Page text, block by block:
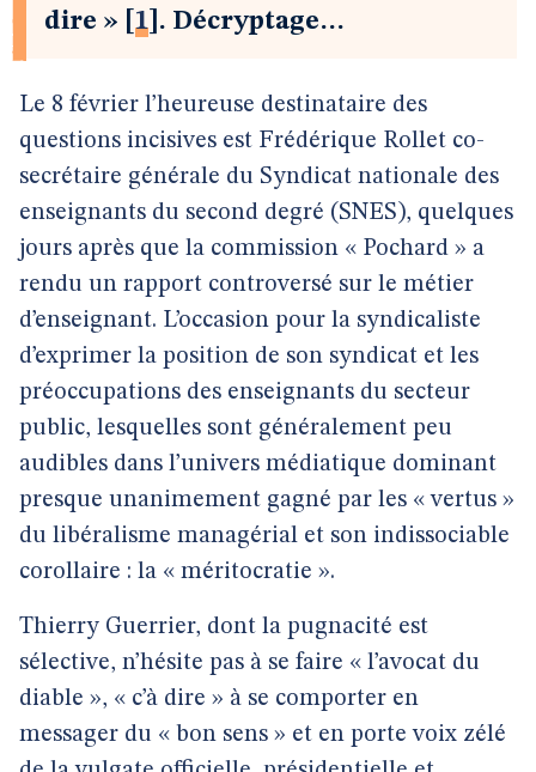
dire »
1 . Décryptage…
Le 8 février l’heureuse destinataire des
questions incisives est Frédérique Rollet co-
secrétaire générale du Syndicat nationale des
enseignants du second degré (SNES), quelques
jours après que la commission « Pochard » a
rendu un rapport controversé sur le métier
d’enseignant. L’occasion pour la syndicaliste
d’exprimer la position de son syndicat et les
préoccupations des enseignants du secteur
public, lesquelles sont généralement peu
audibles dans l’univers médiatique dominant
presque unanimement gagné par les « vertus »
du libéralisme managérial et son indissociable
corollaire : la « méritocratie ».
Thierry Guerrier, dont la pugnacité est
sélective, n’hésite pas à se faire « l’avocat du
diable », « c’à dire » à se comporter en
messager du « bon sens » et en porte voix zélé